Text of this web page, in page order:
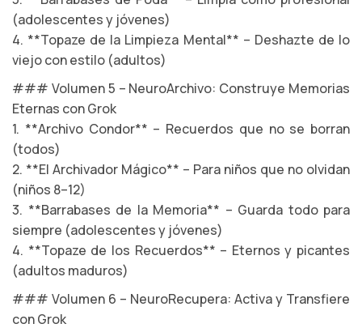
(adolescentes y jóvenes)
4. **Topaze de la Limpieza Mental** – Deshazte de lo
viejo con estilo (adultos)
### Volumen 5 – NeuroArchivo: Construye Memorias
Eternas con Grok
1. **Archivo Condor** – Recuerdos que no se borran
(todos)
2. **El Archivador Mágico** – Para niños que no olvidan
(niños 8–12)
3. **Barrabases de la Memoria** – Guarda todo para
siempre (adolescentes y jóvenes)
4. **Topaze de los Recuerdos** – Eternos y picantes
(adultos maduros)
### Volumen 6 – NeuroRecupera: Activa y Transfiere
con Grok